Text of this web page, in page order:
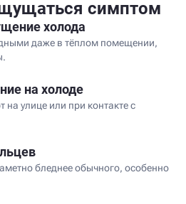
симптом
холода
даже в тёплом помещении,
на холоде
на улице или при контакте с
бледнее обычного, особенно